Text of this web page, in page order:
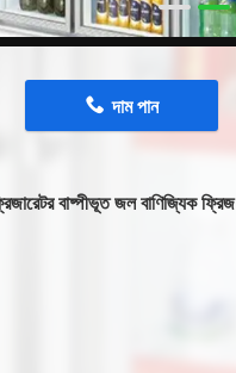
দাম পান
বাষ্পীভূত জল বাণিজ্যিক